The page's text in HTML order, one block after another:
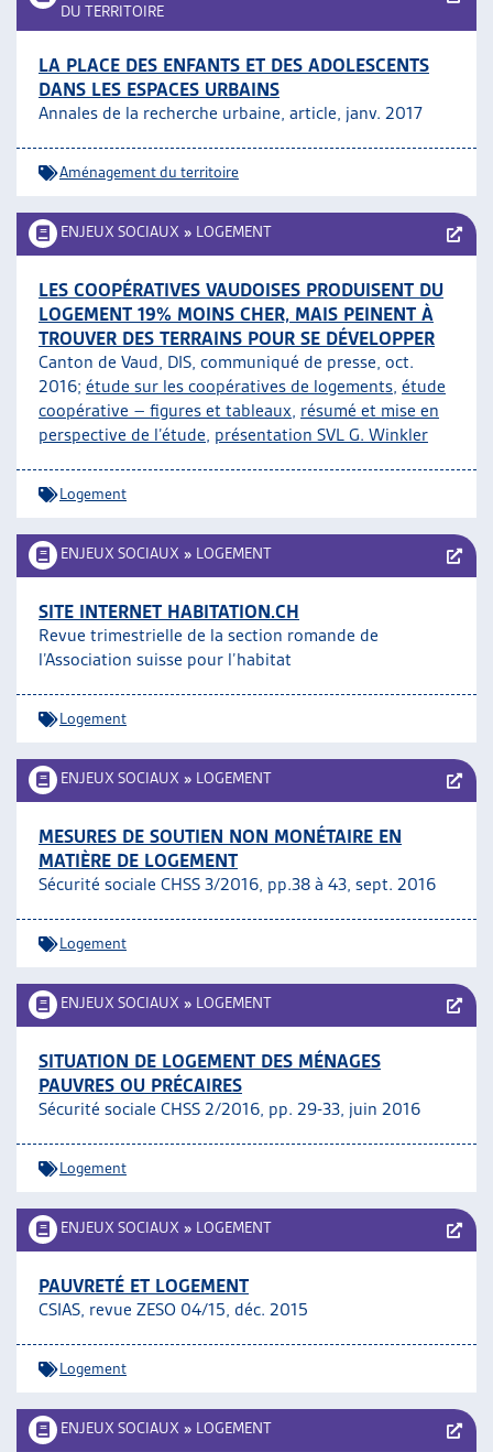
DU TERRITOIRE
LA PLACE DES ENFANTS ET DES ADOLESCENTS
DANS LES ESPACES URBAINS
Annales de la recherche urbaine, article, janv. 2017
Aménagement du territoire
ENJEUX SOCIAUX » LOGEMENT
LES COOPÉRATIVES VAUDOISES PRODUISENT DU
LOGEMENT 19% MOINS CHER, MAIS PEINENT À
TROUVER DES TERRAINS POUR SE DÉVELOPPER
Canton de Vaud, DIS, communiqué de presse, oct.
2016; étude sur les coopératives de logements, étude
coopérative – figures et tableaux, résumé et mise en
perspective de l’étude, présentation SVL G. Winkler
Logement
ENJEUX SOCIAUX » LOGEMENT
SITE INTERNET HABITATION.CH
Revue trimestrielle de la section romande de
l’Association suisse pour l’habitat
Logement
ENJEUX SOCIAUX » LOGEMENT
MESURES DE SOUTIEN NON MONÉTAIRE EN
MATIÈRE DE LOGEMENT
Sécurité sociale CHSS 3/2016, pp.38 à 43, sept. 2016
Logement
ENJEUX SOCIAUX » LOGEMENT
SITUATION DE LOGEMENT DES MÉNAGES
PAUVRES OU PRÉCAIRES
Sécurité sociale CHSS 2/2016, pp. 29-33, juin 2016
Logement
ENJEUX SOCIAUX » LOGEMENT
PAUVRETÉ ET LOGEMENT
CSIAS, revue ZESO 04/15, déc. 2015
Logement
ENJEUX SOCIAUX » LOGEMENT